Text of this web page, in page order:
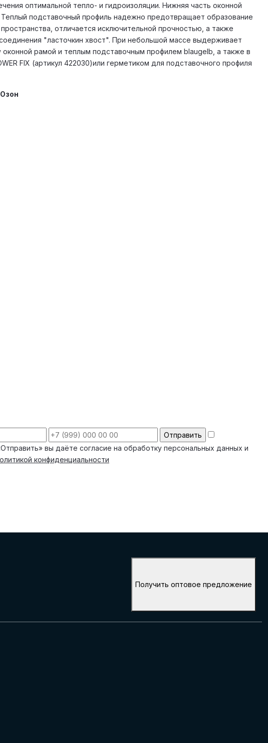
оптимальной тепло- и гидроизоляции. Нижняя часть оконной
подставочный профиль надежно предотвращает образование
отличается исключительной прочностью, а также
"ласточкин хвост". При небольшой массе выдерживает
рамой и теплым подставочным профилем blaugelb, а также в
FIX (артикул 422030)или герметиком для подставочного профиля
Озон
вы даёте согласие на обработку персональных данных и
конфиденциальности
Получить оптовое предложение